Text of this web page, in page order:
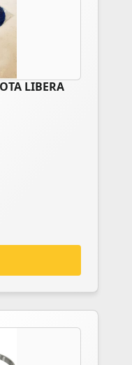
LIBERA